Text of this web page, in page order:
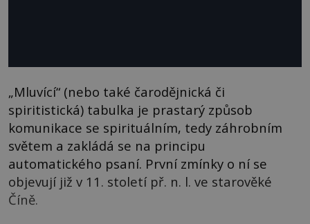
„Mluvící“ (nebo také čarodějnická či
spiritistická) tabulka je prastarý způsob
komunikace se spirituálním, tedy záhrobním
světem a zakládá se na principu
automatického psaní. První zmínky o ní se
objevují již v 11. století př. n. l. ve starověké
Číně.